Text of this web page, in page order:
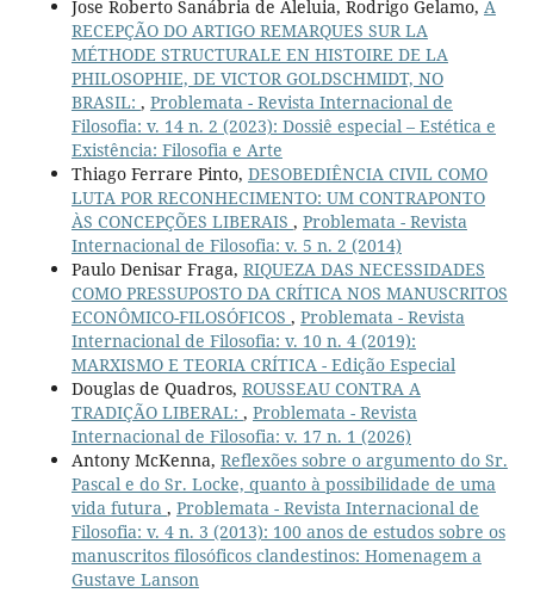
Jose Roberto Sanábria de Aleluia, Rodrigo Gelamo, A
RECEPÇÃO DO ARTIGO REMARQUES SUR LA
MÉTHODE STRUCTURALE EN HISTOIRE DE LA
PHILOSOPHIE, DE VICTOR GOLDSCHMIDT, NO
BRASIL: , Problemata - Revista Internacional de
Filosofia: v. 14 n. 2 (2023): Dossiê especial – Estética e
Existência: Filosofia e Arte
Thiago Ferrare Pinto, DESOBEDIÊNCIA CIVIL COMO
LUTA POR RECONHECIMENTO: UM CONTRAPONTO
ÀS CONCEPÇÕES LIBERAIS , Problemata - Revista
Internacional de Filosofia: v. 5 n. 2 (2014)
Paulo Denisar Fraga, RIQUEZA DAS NECESSIDADES
COMO PRESSUPOSTO DA CRÍTICA NOS MANUSCRITOS
ECONÔMICO-FILOSÓFICOS , Problemata - Revista
Internacional de Filosofia: v. 10 n. 4 (2019):
MARXISMO E TEORIA CRÍTICA - Edição Especial
Douglas de Quadros, ROUSSEAU CONTRA A
TRADIÇÃO LIBERAL: , Problemata - Revista
Internacional de Filosofia: v. 17 n. 1 (2026)
Antony McKenna, Reflexões sobre o argumento do Sr.
Pascal e do Sr. Locke, quanto à possibilidade de uma
vida futura , Problemata - Revista Internacional de
Filosofia: v. 4 n. 3 (2013): 100 anos de estudos sobre os
manuscritos filosóficos clandestinos: Homenagem a
Gustave Lanson